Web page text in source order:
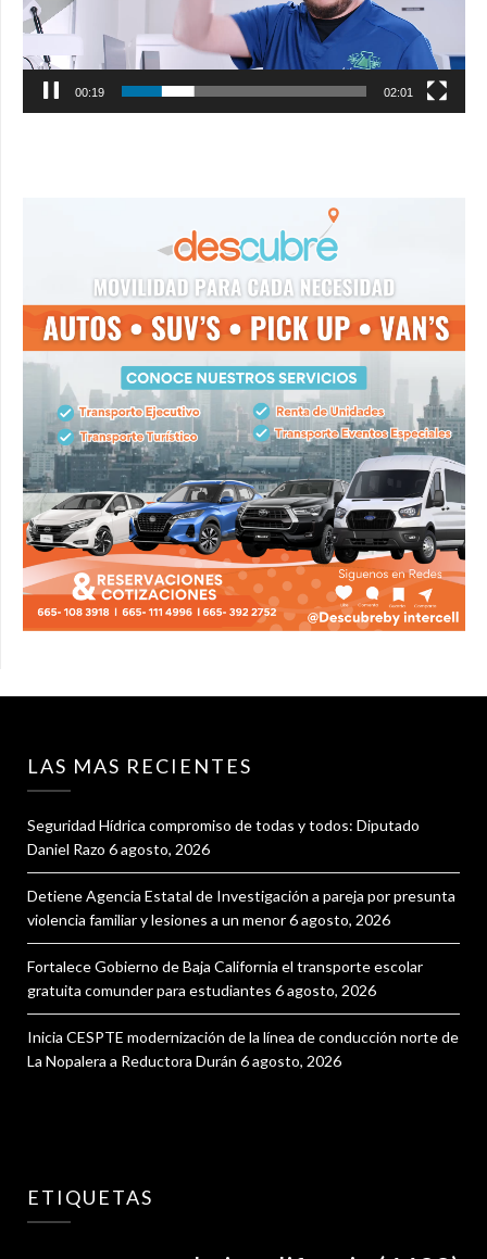
00:20 02:01
LAS MAS RECIENTES
Seguridad Hídrica compromiso de todas y todos: Diputado
Daniel Razo 6 agosto, 2026
Detiene Agencia Estatal de Investigación a pareja por presunta
violencia familiar y lesiones a un menor6 agosto, 2026
Fortalece Gobierno de Baja California el transporte escolar
gratuita comunder para estudiantes 6 agosto, 2026
Inicia CESPTE modernización de la línea de conducción norte de
La Nopalera a Reductora Durán 6 agosto, 2026
ETIQUETAS